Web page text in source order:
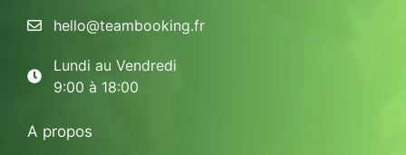
hello@teambooking.fr
Lundi au Vendredi
9:00 à 18:00
A propos